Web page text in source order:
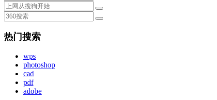
热门搜索
wps
photoshop
cad
pdf
adobe